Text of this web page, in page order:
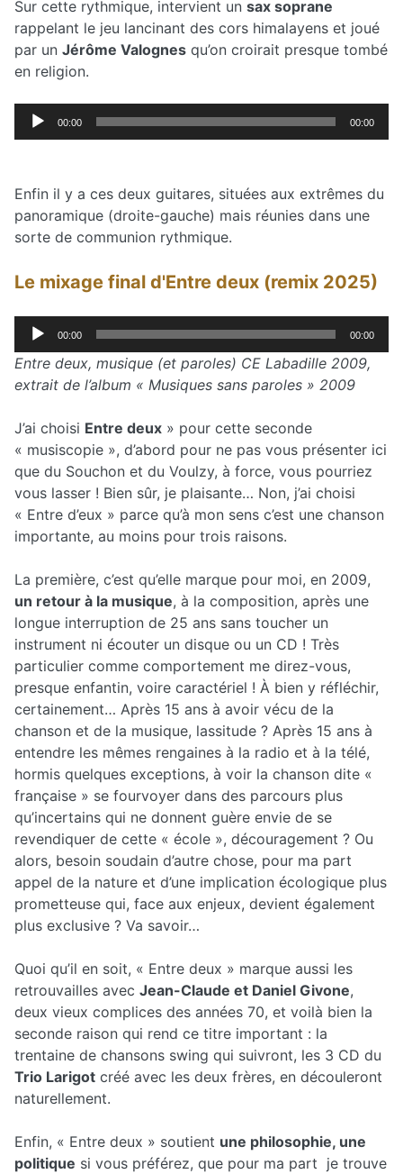
Sur cette rythmique, intervient un sax soprane
rappelant le jeu lancinant des cors himalayens et joué
par un Jérôme Valognes qu’on croirait presque tombé
en religion.
Lecteur00:00 00:00
Enfin il y a ces deux guitares, situées aux extrêmes du
panoramique (droite-gauche) mais réunies dans une
sorte de communion rythmique.
Le mixage final d'Entre deux (remix 2025)
Lecteur00:00 00:00
Entre deux, musique (et paroles) CE Labadille 2009,
extrait de l’album « Musiques sans paroles » 2009
J’ai choisi Entre deux » pour cette seconde
« musiscopie », d’abord pour ne pas vous présenter ici
que du Souchon et du Voulzy, à force, vous pourriez
vous lasser ! Bien sûr, je plaisante… Non, j’ai choisi
« Entre d’eux » parce qu’à mon sens c’est une chanson
importante, au moins pour trois raisons.
La première, c’est qu’elle marque pour moi, en 2009,
un retour à la musique, à la composition, après une
longue interruption de 25 ans sans toucher un
instrument ni écouter un disque ou un CD ! Très
particulier comme comportement me direz-vous,
presque enfantin, voire caractériel ! À bien y réfléchir,
certainement… Après 15 ans à avoir vécu de la
chanson et de la musique, lassitude ? Après 15 ans à
entendre les mêmes rengaines à la radio et à la télé,
hormis quelques exceptions, à voir la chanson dite «
française » se fourvoyer dans des parcours plus
qu’incertains qui ne donnent guère envie de se
revendiquer de cette « école », découragement ? Ou
alors, besoin soudain d’autre chose, pour ma part
appel de la nature et d’une implication écologique plus
prometteuse qui, face aux enjeux, devient également
plus exclusive ? Va savoir…
Quoi qu’il en soit, « Entre deux » marque aussi les
retrouvailles avec Jean-Claude et Daniel Givone,
deux vieux complices des années 70, et voilà bien la
seconde raison qui rend ce titre important : la
trentaine de chansons swing qui suivront, les 3 CD du
Trio Larigot créé avec les deux frères, en découleront
naturellement.
Enfin, « Entre deux » soutient une philosophie, une
politique si vous préférez, que pour ma part je trouve